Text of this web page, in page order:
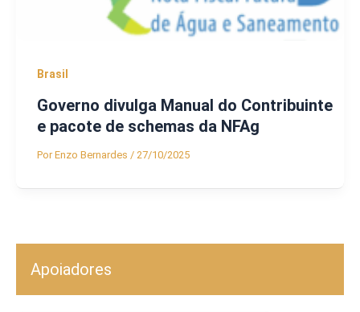
Brasil
Governo divulga Manual do Contribuinte
e pacote de schemas da NFAg
PorEnzo Bernardes / 27/10/2025
Apoiadores